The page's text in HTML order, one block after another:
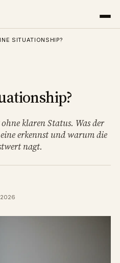
SITUATIONSHIP?
klaren Status. Was der
erkennst und warum die
nagt.